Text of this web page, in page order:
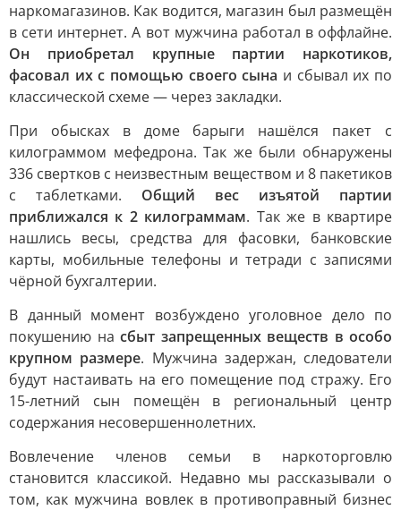
наркомагазинов. Как водится, магазин был размещён
в сети интернет. А вот мужчина работал в оффлайне.
Он приобретал крупные партии наркотиков,
фасовал их с помощью своего сына и сбывал их по
классической схеме — через закладки.
При обысках в доме барыги нашёлся пакет с
килограммом мефедрона. Так же были обнаружены
336 свертков с неизвестным веществом и 8 пакетиков
с таблетками. Общий вес изъятой партии
приближался к 2 килограммам. Так же в квартире
нашлись весы, средства для фасовки, банковские
карты, мобильные телефоны и тетради с записями
чёрной бухгалтерии.
В данный момент возбуждено уголовное дело по
покушению на сбыт запрещенных веществ в особо
крупном размере. Мужчина задержан, следователи
будут настаивать на его помещение под стражу. Его
15-летний сын помещён в региональный центр
содержания несовершеннолетних.
Вовлечение членов семьи в наркоторговлю
становится классикой. Недавно мы рассказывали о
том, как мужчина вовлек в противоправный бизнес